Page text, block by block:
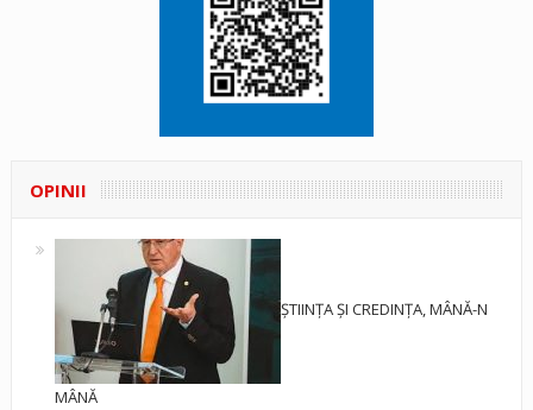
OPINII
ȘTIINȚA ȘI CREDINȚA, MÂNĂ-N
MÂNĂ